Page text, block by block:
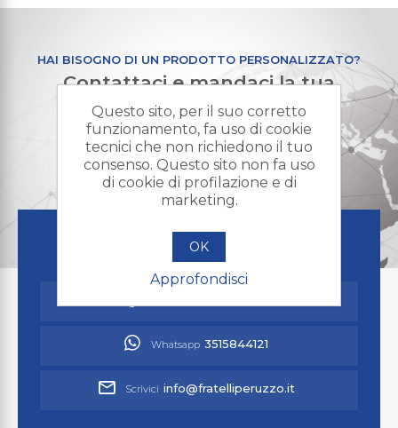
HAI BISOGNO DI UN PRODOTTO PERSONALIZZATO?
Contattaci e mandaci la tua
richiesta di preventivo
+ RICHIESTA PREVENTIVO
HAI BISOGNO DI AIUTO?
Contatta il nostro supporto clienti
Whatsapp 3515844121
Scrivici info@fratelliperuzzo.it
Questo sito, per il suo corretto
funzionamento, fa uso di cookie
tecnici che non richiedono il tuo
consenso. Questo sito non fa uso
di cookie di profilazione e di
marketing.
OK
Approfondisci